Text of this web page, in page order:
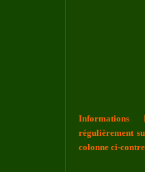
Informations
régulièrement
colonne ci-